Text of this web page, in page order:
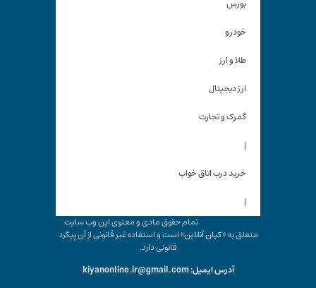
بورس
خودرو
طلا و ارز
ارز دیجیتال
گمرک و تجارت
|
خرید درب اتاق خواب
|
تمام حقوق مادی و معنوی این وب سایت
متعلق به «کیان آنلاین» است و استفاده غیر قانونی از آن پیگرد
قانونی دارد.
آدرس ایمیل: kiyanonline.ir@gmail.com